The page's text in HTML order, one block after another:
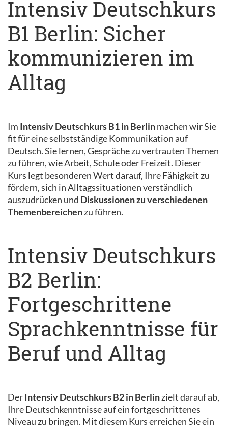
Intensiv Deutschkurs
B1 Berlin: Sicher
kommunizieren im
Alltag
Im Intensiv Deutschkurs B1 in Berlinmachen wir Sie
fit für eine selbstständige Kommunikation auf
Deutsch. Sie lernen, Gespräche zu vertrauten Themen
zu führen, wie Arbeit, Schule oder Freizeit. Dieser
Kurs legt besonderen Wert darauf, Ihre Fähigkeit zu
fördern, sich in Alltagssituationen verständlich
auszudrücken und Diskussionen zu verschiedenen
Themenbereichenzu führen.
Intensiv Deutschkurs
B2 Berlin:
Fortgeschrittene
Sprachkenntnisse für
Beruf und Alltag
DerIntensiv Deutschkurs B2 in Berlinzielt darauf ab,
Ihre Deutschkenntnisse auf ein fortgeschrittenes
Niveau zu bringen. Mit diesem Kurs erreichen Sie ein